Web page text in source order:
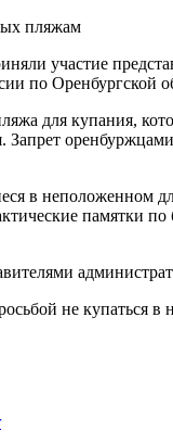
участие
Оренбургской
для купания,
неположенном
не купаться